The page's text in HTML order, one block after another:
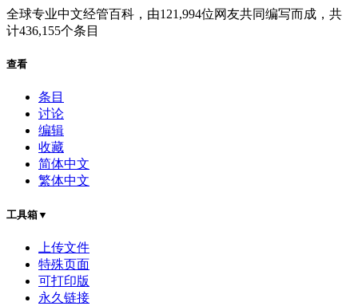
全球专业中文经管百科 ，由121,994位网友共同编写而成，共
计436,155个条目
查看
条目
讨论
编辑
收藏
简体中文
繁体中文
工具箱▼
上传文件
特殊页面
可打印版
永久链接